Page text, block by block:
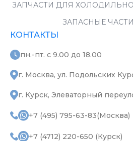
ЗАПЧАСТИ ДЛЯ
ЗАПАСНЫЕ ЧАСТИ
КОНТАКТЫ
пн.-пт. с 9.00 до 18.00
г. Москва, ул. Подольских
г. Курск, Элеваторный
+7 (495) 795-63-83(Москва)
+7 (4712) 220-650 (Курск)